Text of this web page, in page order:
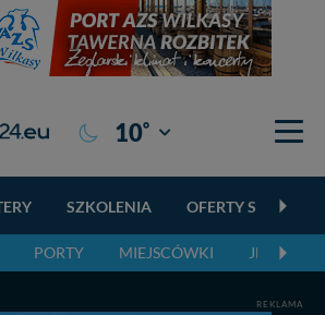
10° Giżycko
SZKOLENIA OFERTY
PORTY MIEJSCÓWKI JEZIORA,
REKLAMA